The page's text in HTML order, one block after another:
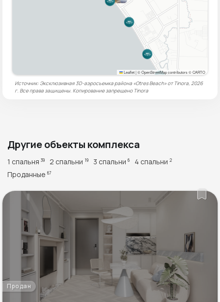
Leaflet|© OpenStreetMap contributors © CARTO
Источник: Эксклюзивная 3D-аэросъемка района «Otres Beach» от Tinora, 2026
г. Все права защищены. Копирование запрещено Tinora
Другие объекты комплекса
1 спальня 39 2 спальни 19 3 спальни 6 4 спальни 2
Проданные 67
Продан